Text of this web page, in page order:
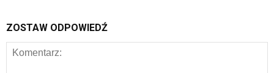
ZOSTAW ODPOWIEDŹ